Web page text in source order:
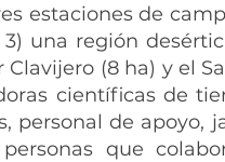
estaciones de
una región
(8 ha) y el
científicas de
personal de apoyo,
que